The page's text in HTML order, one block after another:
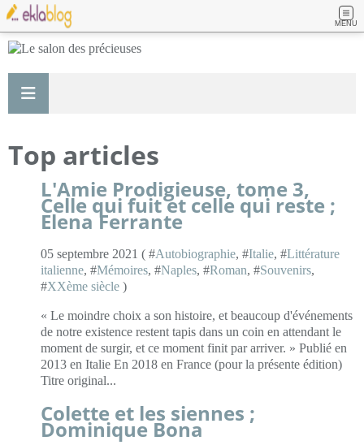
MENU
Top articles
L'Amie Prodigieuse, tome 3,
Celle qui fuit et celle qui reste ;
Elena Ferrante
05 septembre 2021 ( #Autobiographie, #Italie, #Littérature
italienne, #Mémoires, #Naples, #Roman, #Souvenirs,
#XXème siècle )
« Le moindre choix a son histoire, et beaucoup d'événements
de notre existence restent tapis dans un coin en attendant le
moment de surgir, et ce moment finit par arriver. » Publié en
2013 en Italie En 2018 en France (pour la présente édition)
Titre original...
Colette et les siennes ;
Dominique Bona